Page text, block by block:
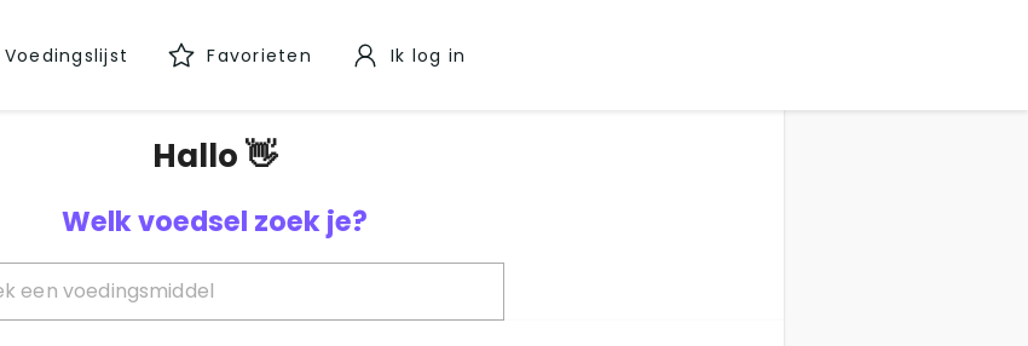
Voedingslijst Favorieten Ik log in
Hallo 👋
Welk voedsel zoek je?